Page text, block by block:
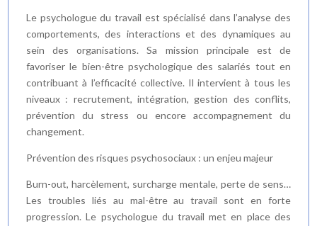
Le psychologue du travail est spécialisé dans l’analyse des
comportements, des interactions et des dynamiques au
sein des organisations. Sa mission principale est de
favoriser le bien-être psychologique des salariés tout en
contribuant à l’efficacité collective. Il intervient à tous les
niveaux : recrutement, intégration, gestion des conflits,
prévention du stress ou encore accompagnement du
changement.
Prévention des risques psychosociaux : un enjeu majeur
Burn-out, harcèlement, surcharge mentale, perte de sens…
Les troubles liés au mal-être au travail sont en forte
progression. Le psychologue du travail met en place des